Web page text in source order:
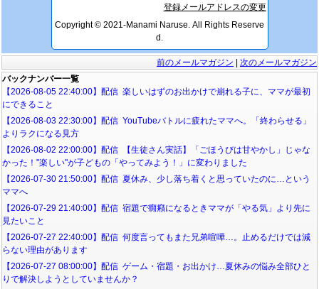
登録メールアドレスの変更
Copyright © 2021-Manami Naruse. All Rights Reserve
d.
前のメールマガジン
次のメールマガジン
バックナンバー一覧
【2026-08-05 22:40:00】配信 楽しいはずのお出かけで崩れる子に、ママが最初
にできること
【2026-08-03 22:30:00】配信 YouTubeバトルに疲れたママへ。「終わらせる」
よりラクになる見方
【2026-08-02 22:00:00】配信 【生徒さん実話】「ごほうびは甘やかし」じゃな
かった！"楽しい"が子どもの「やってみよう！」に変わりました
【2026-07-30 21:50:00】配信 夏休み、少し落ち着くと思っていたのに…という
ママへ
【2026-07-29 21:40:00】配信 宿題で癇癪になるときママが「やる気」より先に
見たいこと
【2026-07-27 22:40:00】配信 何度言ってもまた兄弟喧嘩…。止めるだけでは減
らない理由があります
【2026-07-27 08:00:00】配信 ゲーム・宿題・お出かけ…夏休みの悩み全部ひと
りで解決しようとしていませんか？